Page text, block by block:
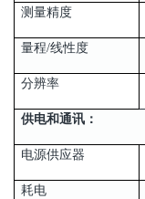
测量精度
量程/线性度
分辨率
供电和通讯：
电源供应器
耗电